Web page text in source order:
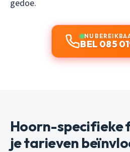
gedoe.
NU
BEL 085
Hoorn-specifieke
je tarieven